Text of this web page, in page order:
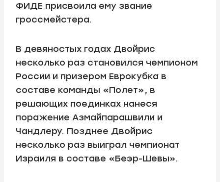
ФИДЕ присвоила ему звание
гроссмейстера.
В девяностых годах Двойрис
несколько раз становился чемпионом
России и призером Еврокубка в
составе команды «Полет», в
решающих поединках нанеся
поражение Азмайпарашвили и
Чандлеру. Позднее Двойрис
несколько раз выиграл чемпионат
Израиля в составе «Беэр-Шевы».